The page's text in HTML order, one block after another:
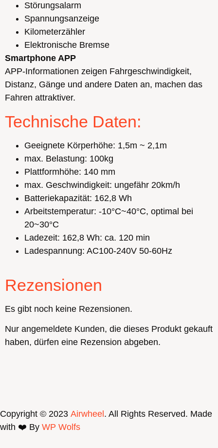
Störungsalarm
Spannungsanzeige
Kilometerzähler
Elektronische Bremse
Smartphone APP
APP-Informationen zeigen Fahrgeschwindigkeit,
Distanz, Gänge und andere Daten an, machen das
Fahren attraktiver.
Technische Daten:
Geeignete Körperhöhe: 1,5m ~ 2,1m
max. Belastung: 100kg
Plattformhöhe: 140 mm
max. Geschwindigkeit: ungefähr 20km/h
Batteriekapazität: 162,8 Wh
Arbeitstemperatur: -10°C~40°C, optimal bei
20~30°C
Ladezeit: 162,8 Wh: ca. 120 min
Ladespannung: AC100-240V 50-60Hz
Rezensionen
Es gibt noch keine Rezensionen.
Nur angemeldete Kunden, die dieses Produkt gekauft
haben, dürfen eine Rezension abgeben.
Copyright © 2023 Airwheel. All Rights Reserved. Made
with ❤️ By WP Wolfs